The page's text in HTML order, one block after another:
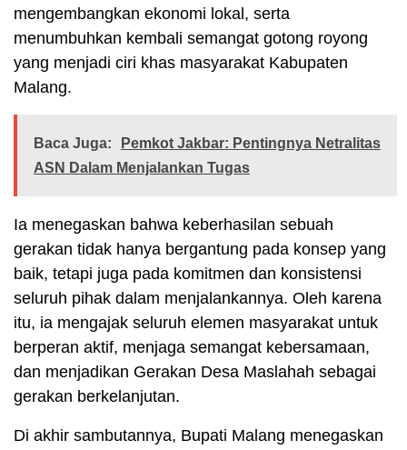
mengembangkan ekonomi lokal, serta
menumbuhkan kembali semangat gotong royong
yang menjadi ciri khas masyarakat Kabupaten
Malang.
Baca Juga:
Pemkot Jakbar: Pentingnya Netralitas
ASN Dalam Menjalankan Tugas
Ia menegaskan bahwa keberhasilan sebuah
gerakan tidak hanya bergantung pada konsep yang
baik, tetapi juga pada komitmen dan konsistensi
seluruh pihak dalam menjalankannya. Oleh karena
itu, ia mengajak seluruh elemen masyarakat untuk
berperan aktif, menjaga semangat kebersamaan,
dan menjadikan Gerakan Desa Maslahah sebagai
gerakan berkelanjutan.
Di akhir sambutannya, Bupati Malang menegaskan